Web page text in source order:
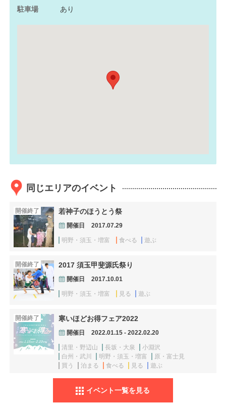
駐車場 あり
同じエリアのイベント
開催終了 若神子のほうとう祭
開催日 2017.07.29
明野・須玉・増富 食べる 遊ぶ
開催終了 2017 須玉甲斐源氏祭り
開催日 2017.10.01
明野・須玉・増富 見る 遊ぶ
開催終了 寒いほどお得フェア2022
開催日 2022.01.15 - 2022.02.20
清里・野辺山 長坂・大泉
小淵沢
白州・武川
明野・須玉・増富
原・富士見
買う
泊まる 食べる 見る 遊ぶ
イベント一覧を見る